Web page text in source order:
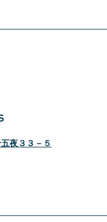
夜３３－５